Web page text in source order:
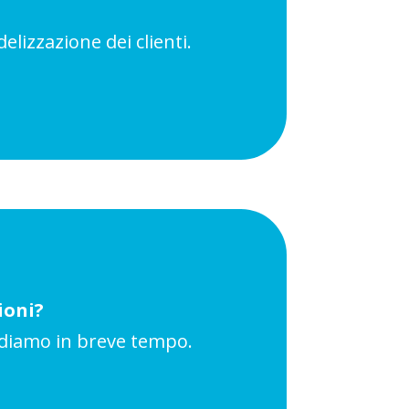
dei clienti.
in breve tempo.